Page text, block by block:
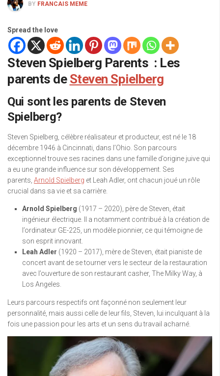
BY FRANCAIS MEME
Spread the love
Steven Spielberg Parents : Les
parents de Steven Spielberg
Qui sont les parents de Steven
Spielberg?
Steven Spielberg, célèbre réalisateur et producteur, est né le 18
décembre 1946 à Cincinnati, dans l’Ohio. Son parcours
exceptionnel trouve ses racines dans une famille d’origine juive qui
a eu une grande influence sur son développement. Ses
parents, Arnold Spielberg et Leah Adler, ont chacun joué un rôle
crucial dans sa vie et sa carrière.
Arnold Spielberg (1917 – 2020), père de Steven, était
ingénieur électrique. Il a notamment contribué à la création de
l’ordinateur GE-225, un modèle pionnier, ce qui témoigne de
son esprit innovant.
Leah Adler (1920 – 2017), mère de Steven, était pianiste de
concert avant de se tourner vers le secteur de la restauration
avec l’ouverture de son restaurant casher, The Milky Way, à
Los Angeles.
Leurs parcours respectifs ont façonné non seulement leur
personnalité, mais aussi celle de leur fils, Steven, lui inculquant à la
fois une passion pour les arts et un sens du travail acharné.